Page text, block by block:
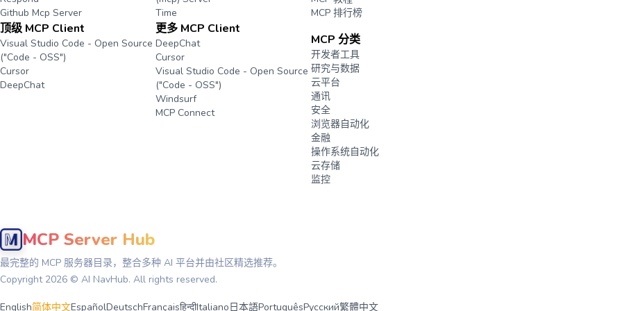
Github Mcp Server
顶级 MCP Client
Visual Studio Code - Open Source
("Code - OSS")
Cursor
DeepChat
Time
更多 MCP Client
DeepChat
Cursor
Visual Studio Code - Open Source
("Code - OSS")
Windsurf
MCP Connect
MCP 排行榜
MCP 分类
开发者工具
研究与数据
云平台
通讯
安全
浏览器自动化
金融
操作系统自动化
云存储
监控
MCP Server Hub
最完整的 MCP 服务器目录，整合多种 AI 平台并由社区精选推荐。
Copyright 2026 © AI NavHub. All rights reserved.
English简体中文EspañolDeutschFrançaisहिन्दीItaliano日本語PortuguêsРусский繁體中文